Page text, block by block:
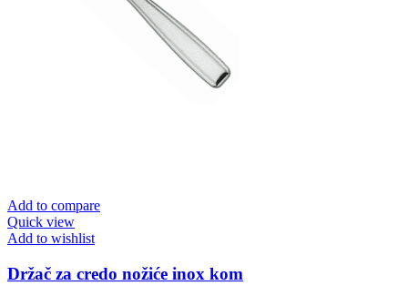
Add to compare
Quick view
Add to wishlist
Držač za credo nožiće inox kom